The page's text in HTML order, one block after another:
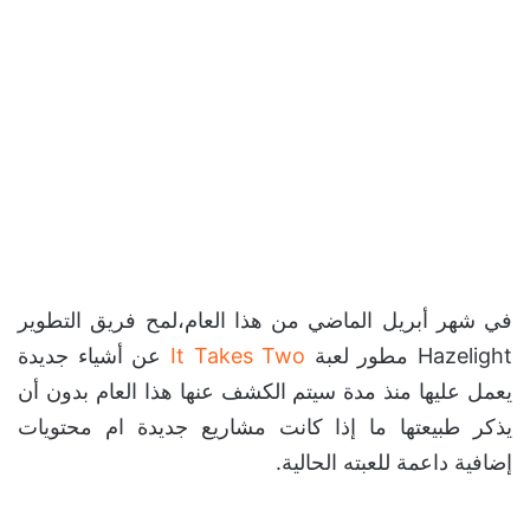
في شهر أبريل الماضي من هذا العام،لمح فريق التطوير
Hazelight مطور لعبة
It Takes Two عن أشياء جديدة
يعمل عليها منذ مدة سيتم الكشف عنها هذا العام بدون أن
يذكر طبيعتها ما إذا كانت مشاريع جديدة ام محتويات
إضافية داعمة للعبته الحالية.